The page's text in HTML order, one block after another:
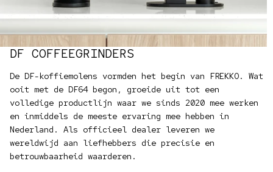
DF COFFEEGRINDERS
De DF-koffiemolens vormden het begin van FREKKO. Wat
ooit met de DF64 begon, groeide uit tot een
volledige productlijn waar we sinds 2020 mee werken
en inmiddels de meeste ervaring mee hebben in
Nederland. Als officieel dealer leveren we
wereldwijd aan liefhebbers die precisie en
betrouwbaarheid waarderen.